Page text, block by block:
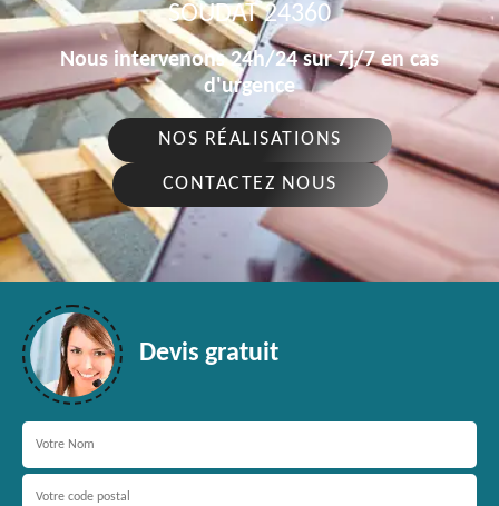
SOUDAT 24360
Nous intervenons 24h/24 sur 7j/7 en cas
d'urgence
NOS RÉALISATIONS
CONTACTEZ NOUS
Devis gratuit